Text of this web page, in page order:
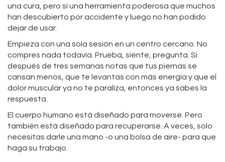
una cura, pero sí una herramienta poderosa que muchos
han descubierto por accidente y luego no han podido
dejar de usar.
Empieza con una sola sesión en un centro cercano. No
compres nada todavía. Prueba, siente, pregunta. Si
después de tres semanas notas que tus piernas se
cansan menos, que te levantas con más energía y que el
dolor muscular ya no te paraliza, entonces ya sabes la
respuesta.
El cuerpo humano está diseñado para moverse. Pero
también está diseñado para recuperarse. A veces, solo
necesitas darle una mano -o una bolsa de aire- para que
haga su trabajo.